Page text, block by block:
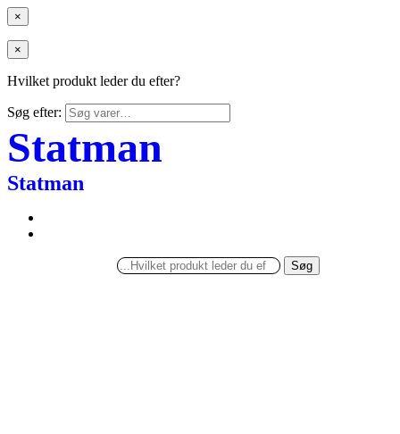
×
×
Hvilket produkt leder du efter?
Søg efter:
Statman
Statman
Søg